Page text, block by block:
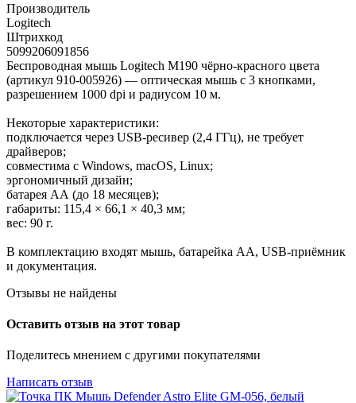
Производитель
Logitech
Штрихкод
5099206091856
Беспроводная мышь Logitech M190 чёрно-красного цвета
(артикул 910-005926) — оптическая мышь с 3 кнопками,
разрешением 1000 dpi и радиусом 10 м.
Некоторые характеристики:
подключается через USB-ресивер (2,4 ГГц), не требует
драйверов;
совместима с Windows, macOS, Linux;
эргономичный дизайн;
батарея АА (до 18 месяцев);
габариты: 115,4 × 66,1 × 40,3 мм;
вес: 90 г.
В комплектацию входят мышь, батарейка АА, USB-приёмник
и документация.
Отзывы не найдены
Оставить отзыв на этот товар
Поделитесь мнением с другими покупателями
Написать отзыв